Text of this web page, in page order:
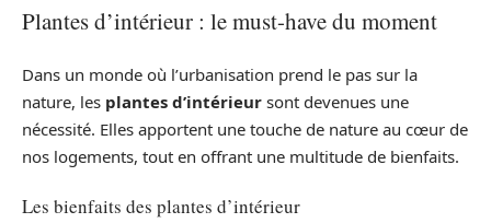
Plantes d’intérieur : le must-have du moment
Dans un monde où l’urbanisation prend le pas sur la
nature, les plantes d’intérieur sont devenues une
nécessité. Elles apportent une touche de nature au cœur de
nos logements, tout en offrant une multitude de bienfaits.
Les bienfaits des plantes d’intérieur